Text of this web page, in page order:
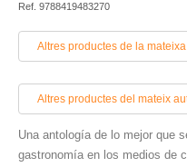
Ref. 9788419483270
Altres productes de la
Altres productes del mateix
Una antología de lo mejor que
gastronomía en los medios de